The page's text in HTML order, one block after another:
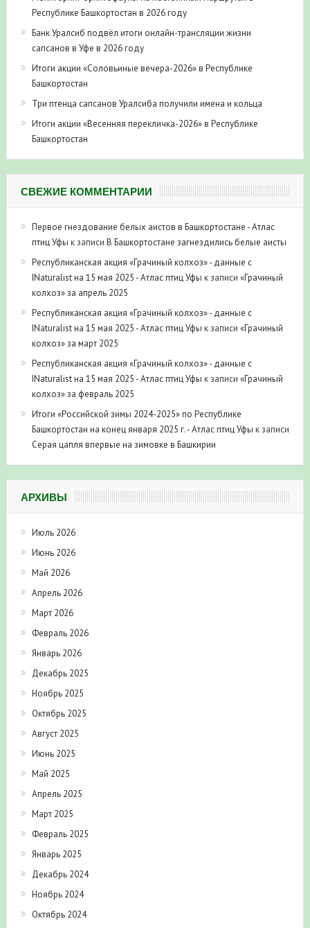
Республике Башкортостан в 2026 году
Банк Уралсиб подвёл итоги онлайн-трансляции жизни
сапсанов в Уфе в 2026 году
Итоги акции «Соловьиные вечера-2026» в Республике
Башкортостан
Три птенца сапсанов Уралсиба получили имена и кольца
Итоги акции «Весенняя перекличка-2026» в Республике
Башкортостан
СВЕЖИЕ КОММЕНТАРИИ
Первое гнездование белых аистов в Башкортостане - Атлас
птиц Уфы к записи В Башкортостане загнездились белые аисты
Республиканская акция «Грачиный колхоз» - данные с
INaturalist на 15 мая 2025 - Атлас птиц Уфы к записи «Грачиный
колхоз» за апрель 2025
Республиканская акция «Грачиный колхоз» - данные с
INaturalist на 15 мая 2025 - Атлас птиц Уфы к записи «Грачиный
колхоз» за март 2025
Республиканская акция «Грачиный колхоз» - данные с
INaturalist на 15 мая 2025 - Атлас птиц Уфы к записи «Грачиный
колхоз» за февраль 2025
Итоги «Российской зимы 2024-2025» по Республике
Башкортостан на конец января 2025 г. - Атлас птиц Уфы к записи
Серая цапля впервые на зимовке в Башкирии
АРХИВЫ
Июль 2026
Июнь 2026
Май 2026
Апрель 2026
Март 2026
Февраль 2026
Январь 2026
Декабрь 2025
Ноябрь 2025
Октябрь 2025
Август 2025
Июнь 2025
Май 2025
Апрель 2025
Март 2025
Февраль 2025
Январь 2025
Декабрь 2024
Ноябрь 2024
Октябрь 2024